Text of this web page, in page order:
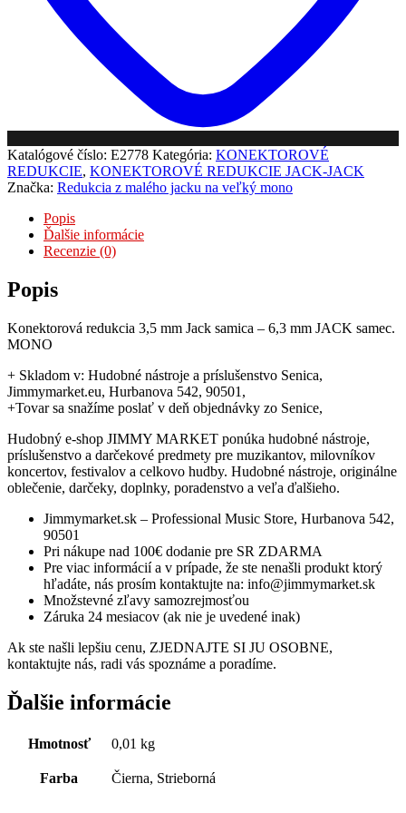
Katalógové číslo: E2778 Kategória: KONEKTOROVÉ
REDUKCIE, KONEKTOROVÉ REDUKCIE JACK-JACK
Značka: Redukcia z malého jacku na veľký mono
Popis
Ďalšie informácie
Recenzie (0)
Popis
Konektorová redukcia 3,5 mm Jack samica – 6,3 mm JACK samec.
MONO
+ Skladom v: Hudobné nástroje a príslušenstvo Senica,
Jimmymarket.eu, Hurbanova 542, 90501,
+Tovar sa snažíme poslať v deň objednávky zo Senice,
Hudobný e-shop JIMMY MARKET ponúka hudobné nástroje,
príslušenstvo a darčekové predmety pre muzikantov, milovníkov
koncertov, festivalov a celkovo hudby. Hudobné nástroje, originálne
oblečenie, darčeky, doplnky, poradenstvo a veľa ďalšieho.
Jimmymarket.sk – Professional Music Store, Hurbanova 542,
90501
Pri nákupe nad 100€ dodanie pre SR ZDARMA
Pre viac informácií a v prípade, že ste nenašli produkt ktorý
hľadáte, nás prosím kontaktujte na: info@jimmymarket.sk
Množstevné zľavy samozrejmosťou
Záruka 24 mesiacov (ak nie je uvedené inak)
Ak ste našli lepšiu cenu, ZJEDNAJTE SI JU OSOBNE,
kontaktujte nás, radi vás spoznáme a poradíme.
Ďalšie informácie
Hmotnosť 0,01 kg
Farba Čierna, Strieborná